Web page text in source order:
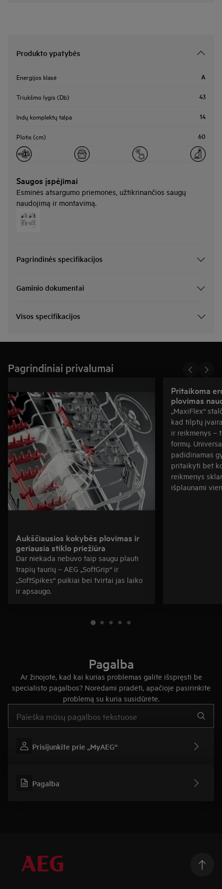
Produkto ypatybės
Energijos klasė A
Triukšmo lygis (Db) 43
Indų komplektų talpa 14
Plotis (cm) 60
Saugos įspėjimai
Esminės atsargumo priemonės, užtikrinančios saugų
naudojimą ir montavimą.
Pagrindinės specifikacijos
Gaminio dokumentai
Visos specifikacijos
Pagrindiniai privalumai
Aukščiausios kokybės plovimas ir
geriausia stiklo priežiūra
Dar niekada nebuvo taip saugu plauti
trapių taurių – AEG „SoftGrip“ ir
„SoftSpikes“ puikiai bei tvirtai jas laiko
ir apsaugo.
Pritaikoma
plovimas
„MaxiFlex“
kad tilptų
ir reikmenys –
formų.
padidinamas
pritaikyti bet
reikmenys
išplaunami
Pagalba
Ar žinojote, kad kai kurias problemas galite išspręsti be
specialisto pagalbos? Norėdami pradėti, apačioje pasirinkite
problemą su kuria susidūrėte.
Prisijunkite prie „MyAEG“
Pagalba